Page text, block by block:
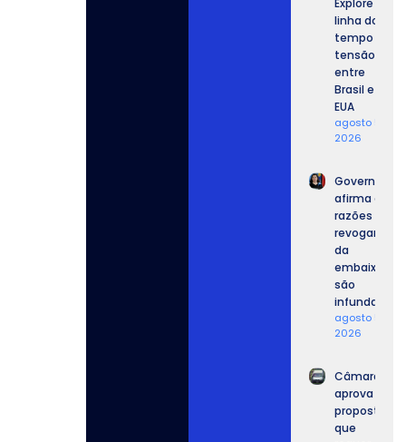
Explore a
linha do
tempo da
tensão
entre
Brasil e
EUA
agosto 5,
2026
Governo
afirma que
razões para
revogar
da
são
infundadas.
agosto 5,
2026
Câmara
aprova
proposta
que